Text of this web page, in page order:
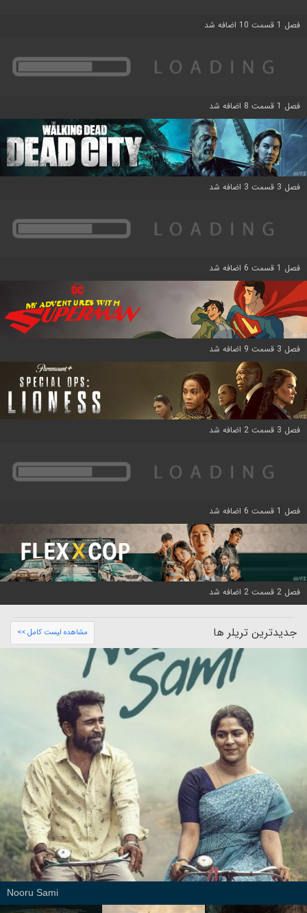
فصل 1 قسمت 10 اضافه شد
فصل 1 قسمت 8 اضافه شد
فصل 3 قسمت 3 اضافه شد
فصل 1 قسمت 6 اضافه شد
فصل 3 قسمت 9 اضافه شد
فصل 3 قسمت 2 اضافه شد
فصل 1 قسمت 6 اضافه شد
فصل 2 قسمت 2 اضافه شد
جدیدترین تریلر ها مشاهده لیست کامل >>
Nooru Sami